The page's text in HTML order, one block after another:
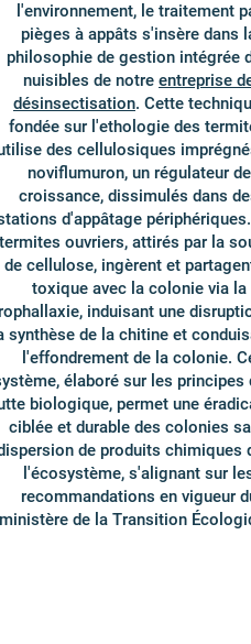
l'environnement, le traitement
pièges à appâts s'insère dans
philosophie de gestion intégrée
nuisibles de notre entreprise
désinsectisation. Cette
fondée sur l'ethologie des
des cellulosiques
noviflumuron, un régulateur de
croissance, dissimulés dans
d'appâtage
termites ouvriers, attirés par la
de cellulose, ingèrent et
toxique avec la colonie via la
induisant une
synthèse de la chitine et
l'effondrement de la colonie.
élaboré sur les principes
biologique, permet une
ciblée et durable des colonies
de produits chimiques
l'écosystème, s'alignant sur
recommandations en vigueur
ministère de la Transition